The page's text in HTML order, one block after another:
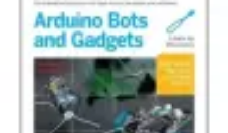
Gadgets HiTech
TendancesSécurité technologiquePhotographie mobileSécurité
domestiqueInformatique portable
Gadgets HiTech